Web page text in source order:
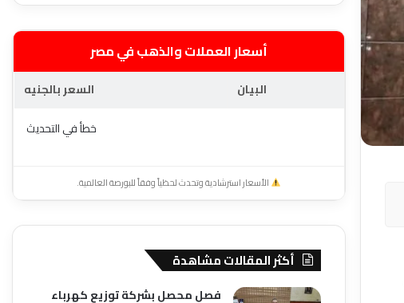
أسعار العملات والذهب في مصر
البيان
السعر بالجنيه
خطأ في التحديث
الأسعار استرشادية وتحدث لحظياً وفقاً للبورصة العالمية.
أكثر المقالات مشاهدة
فصل محصل بشركة توزيع كهرباء